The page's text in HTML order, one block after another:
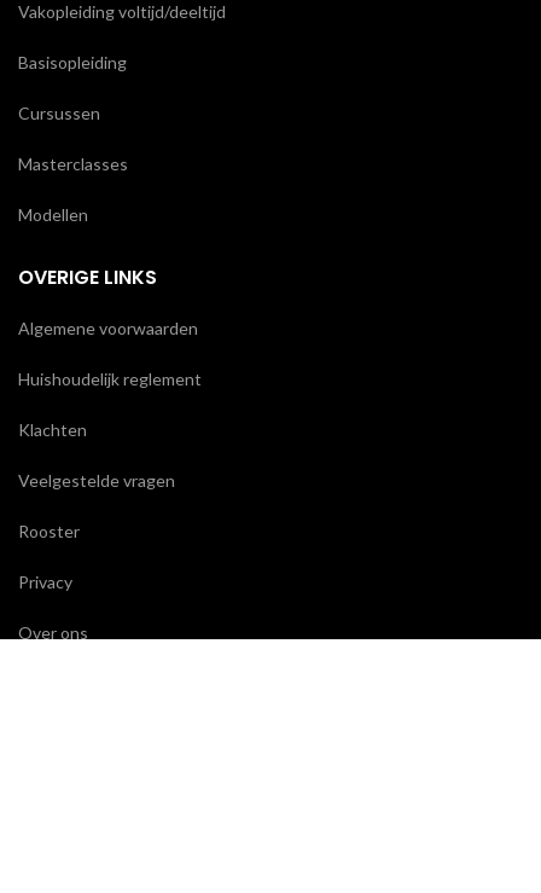
Vakopleiding voltijd/deeltijd
Basisopleiding
Cursussen
Masterclasses
Modellen
OVERIGE LINKS
Algemene voorwaarden
Huishoudelijk reglement
Klachten
Veelgestelde vragen
Rooster
Privacy
Over ons